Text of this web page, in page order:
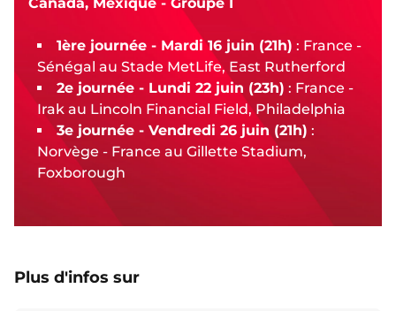
Canada, Mexique - Groupe I
1ère journée - Mardi 16 juin (21h) : France -
Sénégal au Stade MetLife, East Rutherford
2e journée - Lundi 22 juin (23h) : France -
Irak au Lincoln Financial Field, Philadelphia
3e journée - Vendredi 26 juin (21h) :
Norvège - France au Gillette Stadium,
Foxborough
Plus d'infos sur